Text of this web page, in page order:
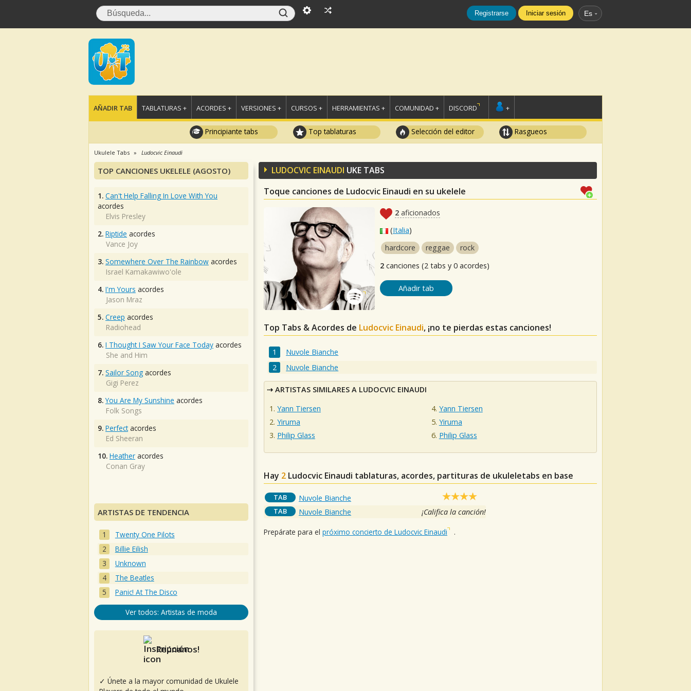
Registrarse Iniciar sesión Es
AÑADIR TAB TABLATURAS + ACORDES + VERSIONES + CURSOS + HERRAMIENTAS + COMUNIDAD + DISCORD +
Principiante tabs Top tablaturas Selección del editor Rasgueos
Ukulele Tabs Ludocvic Einaudi
LUDOCVIC EINAUDI UKE TABS
Toque canciones de Ludocvic Einaudi en su ukelele
2 aficionados
(Italia)
hardcore
reggae
rock
2 canciones (2 tabs y 0 acordes)
Añadir tab
Top Tabs & Acordes de Ludocvic Einaudi, ¡no te pierdas estas canciones!
Nuvole Bianche
Nuvole Bianche
ARTISTAS SIMILARES A LUDOCVIC EINAUDI
Yann Tiersen
Yiruma
Philip Glass
Yann Tiersen
Yiruma
Philip Glass
Hay 2 Ludocvic Einaudi tablaturas, acordes, partituras de ukuleletabs en base
TAB Nuvole Bianche
TAB Nuvole Bianche ¡Califica la canción!
Prepárate para el próximo concierto de Ludocvic Einaudi .
TOP CANCIONES UKELELE (AGOSTO)
1. Can't Help Falling In Love With You
acordes
Elvis Presley
2. Riptide acordes
Vance Joy
3. Somewhere Over The Rainbow acordes
Israel Kamakawiwo'ole
4. I'm Yours acordes
Jason Mraz
5. Creep acordes
Radiohead
6. I Thought I Saw Your Face Today acordes
She and Him
7. Sailor Song acordes
Gigi Perez
8. You Are My Sunshine acordes
Folk Songs
9. Perfectacordes
Ed Sheeran
10. Heather acordes
Conan Gray
ARTISTAS DE TENDENCIA
Twenty One Pilots
Billie Eilish
Unknown
The Beatles
Panic! At The Disco
Ver todos: Artistas de moda
Reúnanos!
✓ Únete a la mayor comunidad de Ukulele